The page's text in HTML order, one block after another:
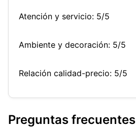
Atención y servicio: 5/5
Ambiente y decoración: 5/5
Relación calidad-precio: 5/5
Preguntas frecuentes